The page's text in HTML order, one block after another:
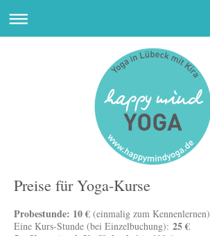
Preise für Yoga-Kurse
Probestunde: 10 € (einmalig zum Kennenlernen)
Eine Kurs-Stunde (bei Einzelbuchung): 25 €